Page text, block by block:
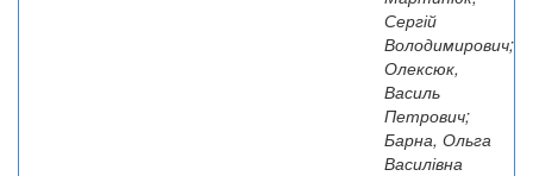
Сергій
Володимирович;
Олексюк,
Василь
Петрович;
Барна, Ольга
Василівна